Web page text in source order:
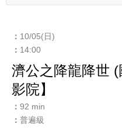
10/05(日)
14:00
濟公之降龍降世
影院】
92 min
普遍級